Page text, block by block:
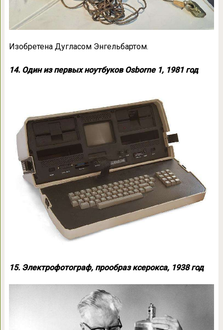
Изобретена Дугласом Энгельбартом.
14. Один из первых ноутбуков Osborne 1, 1981 год
15. Электрофотограф, прообраз ксерокса, 1938 год